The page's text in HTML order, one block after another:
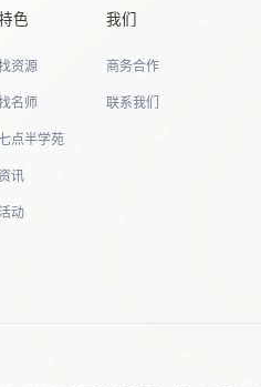
色
资源
名师
点半学苑
讯
动
我们
商务合作
联系我们